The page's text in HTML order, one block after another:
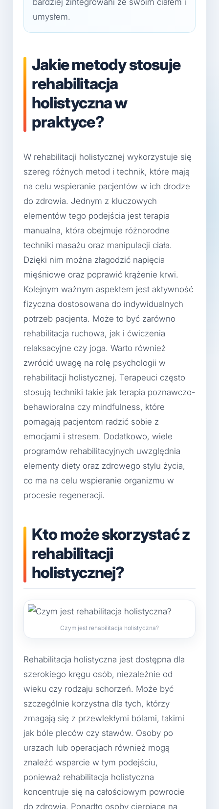
bardziej zintegrowani ze swoim ciałem i
umysłem.
Jakie metody stosuje
rehabilitacja
holistyczna w
praktyce?
W rehabilitacji holistycznej wykorzystuje się
szereg różnych metod i technik, które mają
na celu wspieranie pacjentów w ich drodze
do zdrowia. Jednym z kluczowych
elementów tego podejścia jest terapia
manualna, która obejmuje różnorodne
techniki masażu oraz manipulacji ciała.
Dzięki nim można złagodzić napięcia
mięśniowe oraz poprawić krążenie krwi.
Kolejnym ważnym aspektem jest aktywność
fizyczna dostosowana do indywidualnych
potrzeb pacjenta. Może to być zarówno
rehabilitacja ruchowa, jak i ćwiczenia
relaksacyjne czy joga. Warto również
zwrócić uwagę na rolę psychologii w
rehabilitacji holistycznej. Terapeuci często
stosują techniki takie jak terapia poznawczo-
behawioralna czy mindfulness, które
pomagają pacjentom radzić sobie z
emocjami i stresem. Dodatkowo, wiele
programów rehabilitacyjnych uwzględnia
elementy diety oraz zdrowego stylu życia,
co ma na celu wspieranie organizmu w
procesie regeneracji.
Kto może skorzystać z
rehabilitacji
holistycznej?
Czym jest rehabilitacja holistyczna?
Rehabilitacja holistyczna jest dostępna dla
szerokiego kręgu osób, niezależnie od
wieku czy rodzaju schorzeń. Może być
szczególnie korzystna dla tych, którzy
zmagają się z przewlekłymi bólami, takimi
jak bóle pleców czy stawów. Osoby po
urazach lub operacjach również mogą
znaleźć wsparcie w tym podejściu,
ponieważ rehabilitacja holistyczna
koncentruje się na całościowym powrocie
do zdrowia. Ponadto osoby cierpiące na